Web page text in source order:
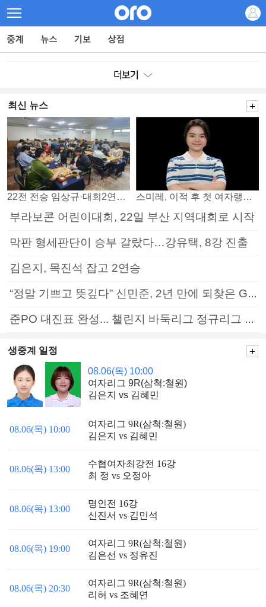
최신 뉴스
22전 전승 임상규·대회2연패 노리는 김다빈…왕중왕전 16강 7일부터 스미레, 이적 후 첫 여자랭킹 3위
부라보콘 어린이대회, 22일 부산 지역대회로 시작
막판 형세판단이 승부 갈랐다…강유택, 8강 진출
김은지, 목진석 잡고 2연승
“정말 기쁘고 뜻깊다” 신민준, 2년 만에 되찾은 GS칼텍스배 정상
준PO 대진표 완성... 챌린지 바둑리그 정규리그 종료
생중계 일정
08.06(목) 10:00
여자리그 9R(삼척:철원)
김은지 vs 김혜민
08.06(목) 10:00
여자리그 9R(삼척:철원)
김은지 vs 김혜민
08.06(목) 13:00
수협여자최강전 16강
최 정 vs 오정아
08.06(목) 13:00
명인전 16강
신진서 vs 김민석
08.06(목) 19:00
여자리그 9R(삼척:철원)
김은선 vs 정유진
08.06(목) 20:30
여자리그 9R(삼척:철원)
리허 vs 조혜연